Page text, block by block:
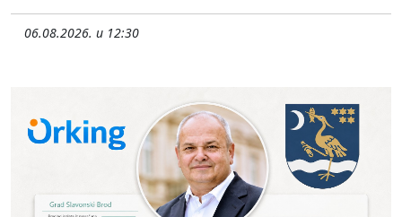
06.08.2026. u 12:30